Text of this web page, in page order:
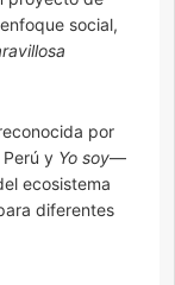
social,
por
Perú y Yo soy—
ecosistema
diferentes